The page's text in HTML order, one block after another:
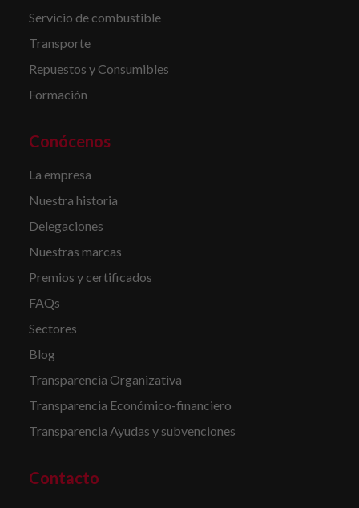
Servicio de combustible
Transporte
Repuestos y Consumibles
Formación
Conócenos
La empresa
Nuestra historia
Delegaciones
Nuestras marcas
Premios y certificados
FAQs
Sectores
Blog
Transparencia Organizativa
Transparencia Económico-financiero
Transparencia Ayudas y subvenciones
Contacto